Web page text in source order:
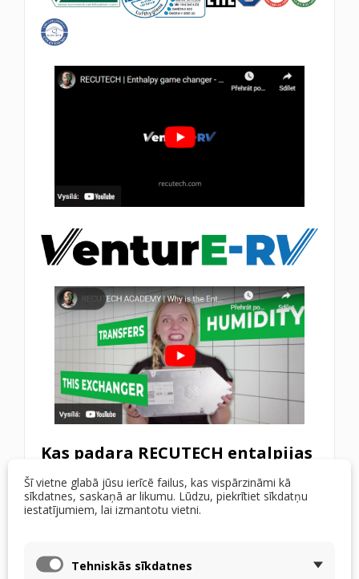
Kas padara RECUTECH entalpijas
Augsta termiskā efektivitāte – pateicoties
palielināt siltumapmaiņas virsmu, siltuma
pārneses efektivitāte sasniedz 90%. Mēs
Šī vietne glabā jūsu ierīcē failus, kas vispārzināmi kā
sīkdatnes, saskaņā ar likumu. Lūdzu, piekrītiet sīkdatņu
iestatījumiem, lai izmantotu vietni.
Tehniskās sīkdatnes